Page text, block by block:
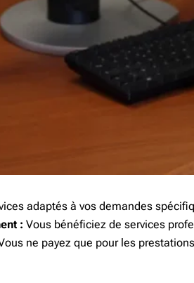
adaptés à vos demandes
: Vous bénéficiez de services
ne payez que pour les